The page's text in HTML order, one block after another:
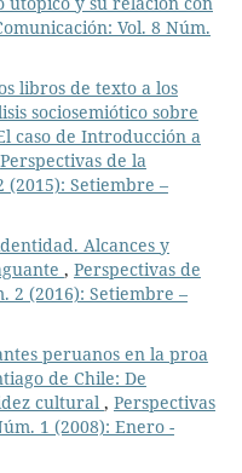
Vol. 8 Núm.
libros de texto a los
sociosemiótico sobre
caso de Introducción a
Perspectivas de la
(2015): Setiembre –
Alcances y
, Perspectivas de
2 (2016): Setiembre –
peruanos en la proa
de Chile: De
cultural , Perspectivas
1 (2008): Enero -